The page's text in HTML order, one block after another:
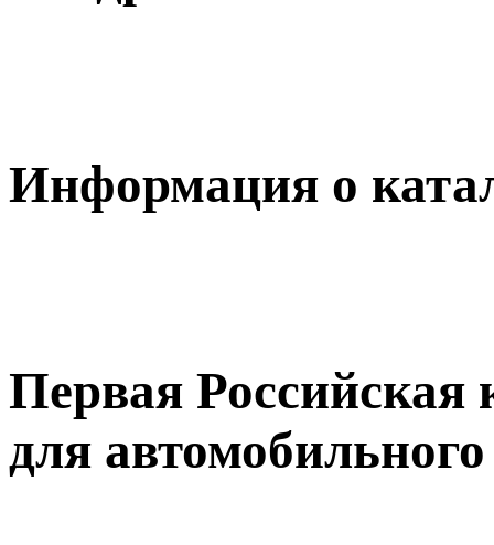
Информация о
Первая
для